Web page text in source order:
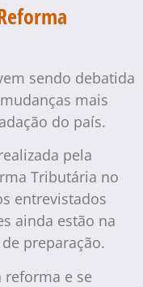
sendo debatida
mais
do país.
pela
Tributária no
entrevistados
ainda estão na
preparação.
reforma e se